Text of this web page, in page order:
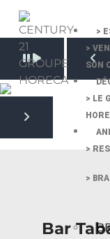
>
>
SON
> LE
>
>
Pause slide
Resume slide
Next slide
Bar